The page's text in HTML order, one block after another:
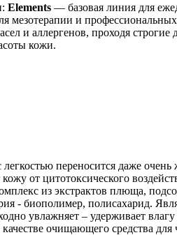
Elements — базовая линия для
мезотерапии и
и аллергенов, проходя
кожи.
переносится даже
от цитотоксического
из экстрактов плюща,
- биополимер, полисахарид.
увлажняет – удерживает
очищающего средства